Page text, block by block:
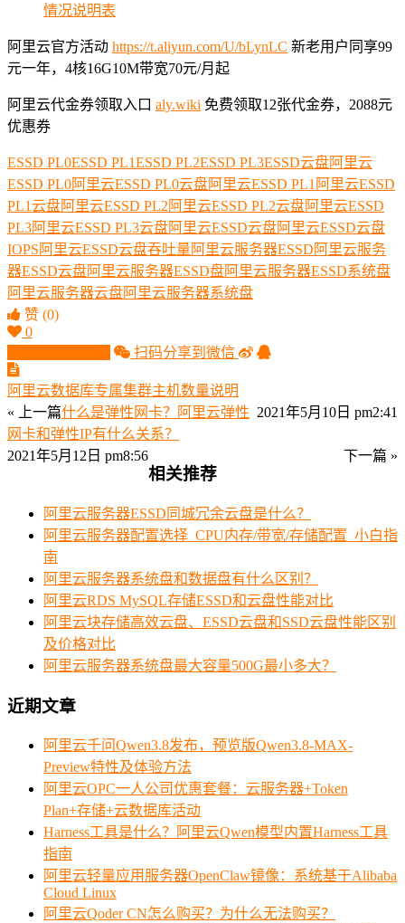
情况说明表
阿里云官方活动 https://t.aliyun.com/U/bLynLC 新老用户同享99
元一年，4核16G10M带宽70元/月起
阿里云代金券领取入口 aly.wiki 免费领取12张代金券，2088元
优惠券
ESSD PL0ESSD PL1ESSD PL2ESSD PL3ESSD云盘阿里云
ESSD PL0阿里云ESSD PL0云盘阿里云ESSD PL1 阿里云ESSD
PL1云盘阿里云ESSD PL2 阿里云ESSD PL2云盘阿里云ESSD
PL3阿里云ESSD PL3云盘阿里云ESSD云盘阿里云ESSD云盘
IOPS 阿里云ESSD云盘吞吐量阿里云服务器ESSD 阿里云服务
器ESSD云盘阿里云服务器ESSD盘阿里云服务器ESSD系统盘
阿里云服务器云盘阿里云服务器系统盘
赞 (0)
0
扫码分享到微信
阿里云数据库专属集群主机数量说明
« 上一篇
2021年5月10日 pm2:41
什么是弹性网卡？阿里云弹性
网卡和弹性IP有什么关系？
下一篇 »
2021年5月12日 pm8:56
相关推荐
阿里云服务器ESSD同城冗余云盘是什么？
阿里云服务器配置选择_CPU内存/带宽/存储配置_小白指
南
阿里云服务器系统盘和数据盘有什么区别？
阿里云RDS MySQL存储ESSD和云盘性能对比
阿里云块存储高效云盘、ESSD云盘和SSD云盘性能区别
及价格对比
阿里云服务器系统盘最大容量500G最小多大？
近期文章
阿里云千问Qwen3.8发布，预览版Qwen3.8-MAX-
Preview特性及体验方法
阿里云OPC一人公司优惠套餐：云服务器+Token
Plan+存储+云数据库活动
Harness工具是什么？阿里云Qwen模型内置Harness工具
指南
阿里云轻量应用服务器OpenClaw镜像：系统基于Alibaba
Cloud Linux
阿里云Qoder CN怎么购买？为什么无法购买？